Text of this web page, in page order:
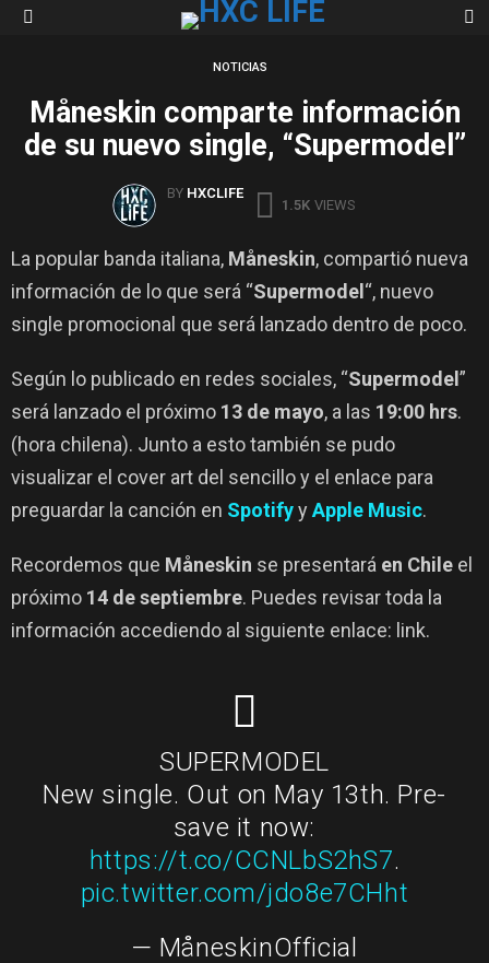
NOTICIAS
Måneskin comparte información
de su nuevo single, “Supermodel”
BY HXCLIFE
1.5K VIEWS
La popular banda italiana, Måneskin, compartió nueva
información de lo que será “Supermodel “, nuevo
single promocional que será lanzado dentro de poco.
Según lo publicado en redes sociales, “Supermodel ”
será lanzado el próximo 13 de mayo, a las 19:00 hrs.
(hora chilena). Junto a esto también se pudo
visualizar el cover art del sencillo y el enlace para
preguardar la canción en Spotifyy Apple Music.
Recordemos que Måneskin se presentará en Chile el
próximo 14 de septiembre. Puedes revisar toda la
información accediendo al siguiente enlace: link.
SUPERMODEL
New single. Out on May 13th. Pre-
save it now:
https://t.co/CCNLbS2hS7.
pic.twitter.com/jdo8e7CHht
— MåneskinOfficial